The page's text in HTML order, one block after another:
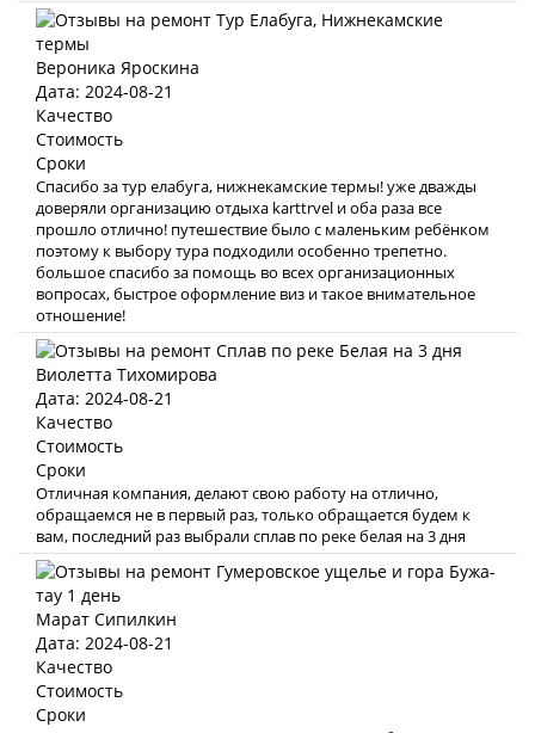
Вероника Яроскина
Дата: 2024-08-21
Качество
Стоимость
Сроки
Спасибо за тур елабуга, нижнекамские термы! уже дважды
доверяли организацию отдыха karttrvel и оба раза все
прошло отлично! путешествие было с маленьким ребёнком
поэтому к выбору тура подходили особенно трепетно.
большое спасибо за помощь во всех организационных
вопросах, быстрое оформление виз и такое внимательное
отношение!
Виолетта Тихомирова
Дата: 2024-08-21
Качество
Стоимость
Сроки
Отличная компания, делают свою работу на отлично,
обращаемся не в первый раз, только обращается будем к
вам, последний раз выбрали сплав по реке белая на 3 дня
Марат Сипилкин
Дата: 2024-08-21
Качество
Стоимость
Сроки